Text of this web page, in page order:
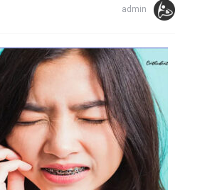
admin